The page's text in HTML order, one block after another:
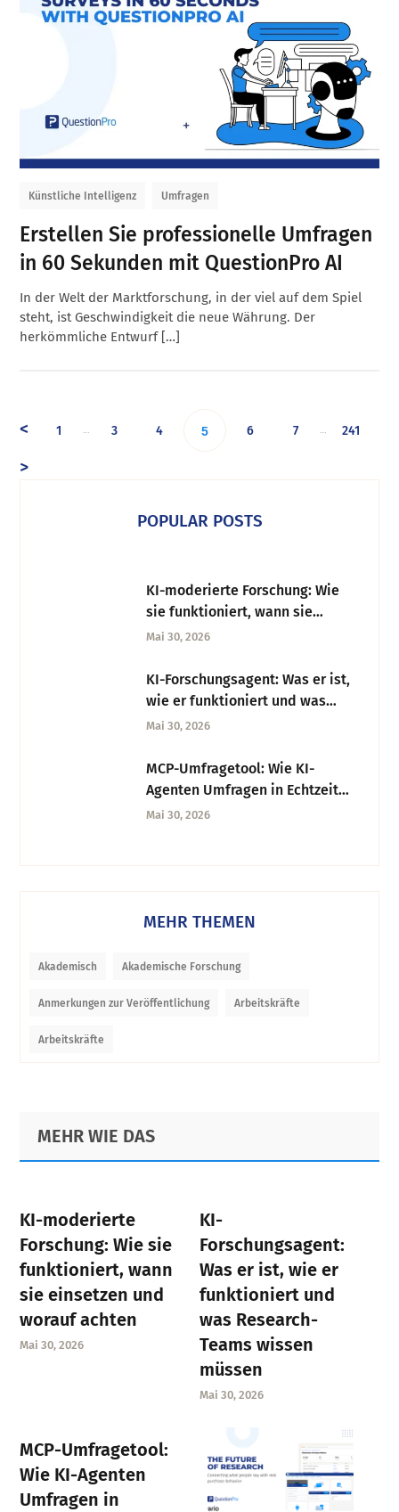
Künstliche Intelligenz Umfragen
Erstellen Sie professionelle Umfragen
in 60 Sekunden mit QuestionPro AI
In der Welt der Marktforschung, in der viel auf dem Spiel
steht, ist Geschwindigkeit die neue Währung. Der
herkömmliche Entwurf […]
< 1 … 3 4 5 6 7 … 241
>
POPULAR POSTS
KI-moderierte Forschung: Wie
sie funktioniert, wann sie
einsetzen und worauf achten
Mai 30, 2026
KI-Forschungsagent: Was er ist,
wie er funktioniert und was
Research-Teams wissen müssen
Mai 30, 2026
MCP-Umfragetool: Wie KI-
Agenten Umfragen in Echtzeit
erstellen und analysieren
Mai 30, 2026
MEHR THEMEN
Akademisch Akademische Forschung
Anmerkungen zur Veröffentlichung Arbeitskräfte
Arbeitskräfte
Footer
MEHR WIE DAS
KI-moderierte
Forschung: Wie sie
funktioniert, wann
sie einsetzen und
worauf achten
Mai 30, 2026
KI-
Forschungsagent:
Was er ist, wie er
funktioniert und
was Research-
Teams wissen
müssen
Mai 30, 2026
MCP-Umfragetool:
Wie KI-Agenten
Umfragen in